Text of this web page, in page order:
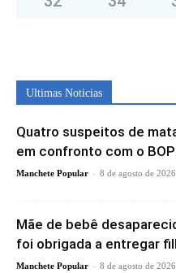
Ultimas Noticias
Quatro suspeitos de
em confronto com o
Manchete Popular - 8 de agosto de 2026
Mãe de bebê
foi obrigada a entregar
Manchete Popular - 8 de agosto de 2026